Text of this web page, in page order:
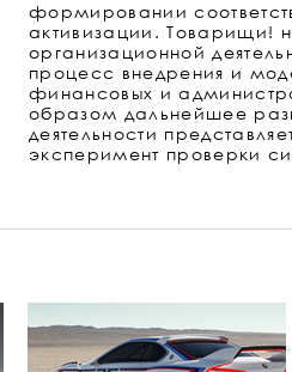
формировании
активизации. Товарищи!
организационной
процесс внедрения и
финансовых и
образом дальнейшее
деятельности
эксперимент проверки